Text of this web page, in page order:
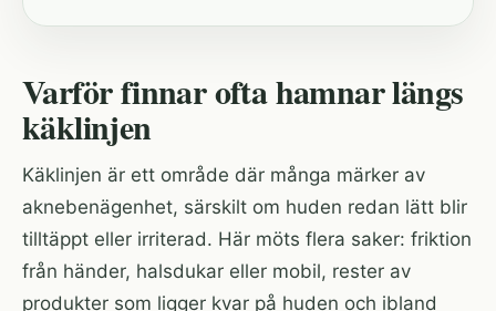
Varför finnar ofta hamnar längs
käklinjen
Käklinjen är ett område där många märker av
aknebenägenhet, särskilt om huden redan lätt blir
tilltäppt eller irriterad. Här möts flera saker: friktion
från händer, halsdukar eller mobil, rester av
produkter som ligger kvar på huden och ibland